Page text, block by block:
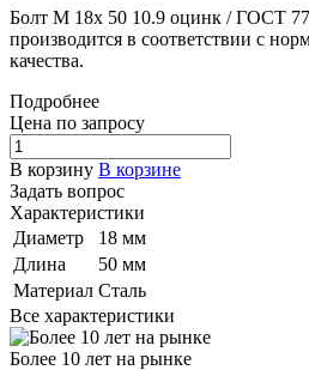
Болт M 18x 50 10.9 оцинк / ГОСТ
производится в соответствии с
качества.
Подробнее
Цена по запросу
В корзину В корзине
Задать вопрос
Характеристики
Диаметр
18 мм
Длина
50 мм
Материал Сталь
Все характеристики
Более 10 лет на рынке